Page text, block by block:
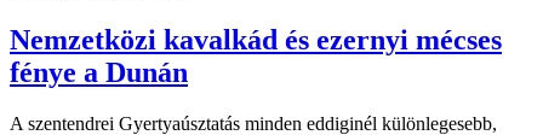
Nemzetközi kavalkád és ezernyi mécses
fénye a Dunán
A szentendrei Gyertyaúsztatás minden eddiginél különlegesebb,